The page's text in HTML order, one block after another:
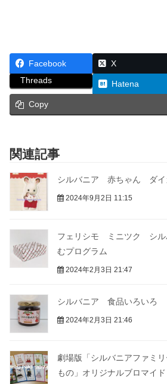
Facebook X
Threads
Hatena
Copy
関連記事
シルバニア 赤ちゃん ダイ
2024年9月2日 11:15
フェリシモ ミニツク シル
むプログラム
2024年2月3日 21:47
シルバニア 食品いろいろ
2024年2月3日 21:46
劇場版「シルバニアファミ
もの」オリジナルブロマイド